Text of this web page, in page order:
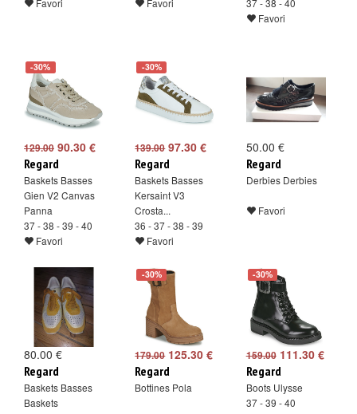
Favori Favori
37 - 38 - 40
Favori
-30%
129.00 90.30 €
Regard
Baskets Basses
Gien V2 Canvas
Panna
37 - 38 - 39 - 40
Favori
-30%
139.0097.30 €
Regard
Baskets Basses
Kersaint V3
Crosta...
36 - 37 - 38 - 39
Favori
50.00 €
Regard
Derbies Derbies
Favori
80.00 €
Regard
Baskets Basses
Baskets
-30%
179.00125.30 €
Regard
Bottines Pola
-30%
159.00111.30 €
Regard
Boots Ulysse
37 - 39 - 40